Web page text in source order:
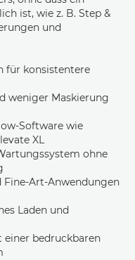
ist, wie z. B. Step &
und
für konsistentere
weniger Maskierung
Software wie
XL
ohne
Art-Anwendungen
Laden und
einer bedruckbaren